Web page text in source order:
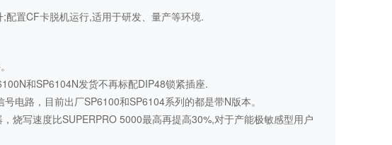
置CF卡脱机运行,适用于研发、量产等环境.
和SP6104N发货不再标配DIP48锁紧插座.
电路，目前出厂SP6100和SP6104系列的都是带N版本。
烧写速度比SUPERPRO 5000最高再提高30%,对于产能极敏感型用户